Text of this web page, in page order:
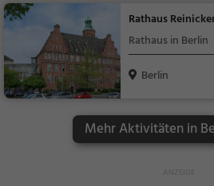
Rathaus
Rathaus in Berlin
Berlin
Mehr Aktivitäten in